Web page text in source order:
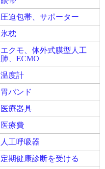
圧迫包帯、サポーター
氷枕
エクモ、体外式膜型人工
肺、ECMO
温度計
胃バンド
医療器具
医療費
人工呼吸器
定期健康診断を受ける